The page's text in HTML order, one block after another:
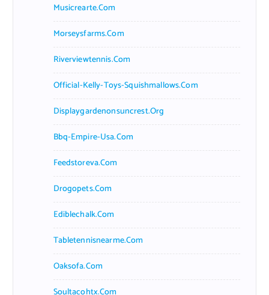
Musicrearte.com
Morseysfarms.com
Riverviewtennis.com
Official-Kelly-Toys-Squishmallows.com
Displaygardenonsuncrest.org
Bbq-Empire-Usa.com
Feedstoreva.com
Drogopets.com
Ediblechalk.com
Tabletennisnearme.com
Oaksofa.com
Soultacohtx.com